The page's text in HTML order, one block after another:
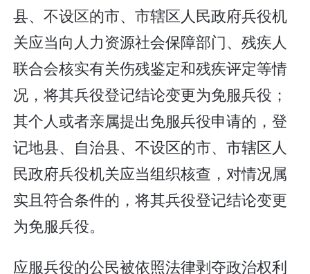
县、不设区的市、市辖区人民政府兵役机
关应当向人力资源社会保障部门、残疾人
联合会核实有关伤残鉴定和残疾评定等情
况，将其兵役登记结论变更为免服兵役；
其个人或者亲属提出免服兵役申请的，登
记地县、自治县、不设区的市、市辖区人
民政府兵役机关应当组织核查，对情况属
实且符合条件的，将其兵役登记结论变更
为免服兵役。
应服兵役的公民被依照法律剥夺政治权利